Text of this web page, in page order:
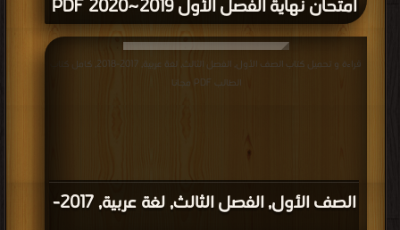
امتحان نهاية الفصل الأول 2019~2020 PDF
الصف الأول, الفصل الثالث, لغة عربية, 2017-
قراءة و تحميل كتاب الصف الأول, الفصل الثالث, لغة عربية, 2017-2018, كامل كتاب
الطالب PDF مجانا